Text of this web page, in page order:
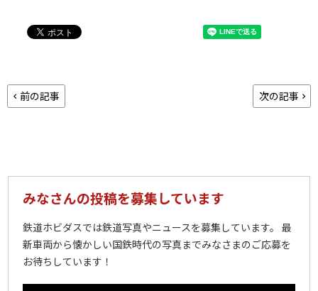
前の記事 次の記事
みなさんの投稿を募集しています
鉄道ホビダスでは鉄道写真やニュースを募集しています。 最
新車両から懐かしい国鉄時代の写真までみなさまのご応募を
お待ちしています！